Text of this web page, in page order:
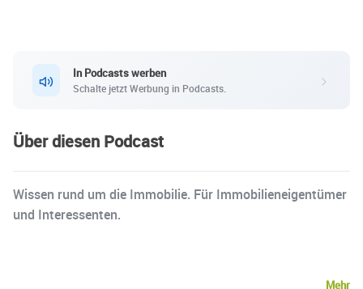
In Podcasts werben
Schalte jetzt Werbung in Podcasts.
Über diesen Podcast
Wissen rund um die Immobilie. Für Immobilieneigentümer
und Interessenten.
Mehr